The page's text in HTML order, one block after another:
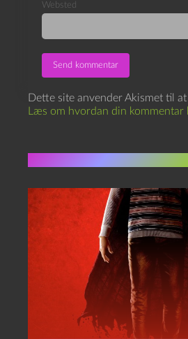
Websted
Dette site anvender Akismet til
Læs om hvordan din